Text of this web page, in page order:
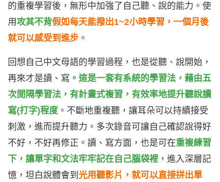
的重複學習後，無形中加強了自己聽、說的能力。使
用攻其不背假如每天能撥出1~2小時學習，一個月後
就可以感受到進步 。
回想自己中文母語的學習過程，也是從聽、說開始，
再來才是讀、寫 。這是一套有系統的學習法，藉由五
次間隔學習法，有計畫式複習，有效率地提升聽說讀
寫(打字)程度 。 不斷地重複聽，讓耳朵可以持續接受
刺激，進而提升聽力。多次錄音可讓自己確認說得好
不好，不好再修正。讀、寫方面，也是可在重複練習
下，讓單字和文法牢牢記在自己腦袋裡， 進入深層記
憶，坦白說體會到 光用聽影片，就可以直接拼出單